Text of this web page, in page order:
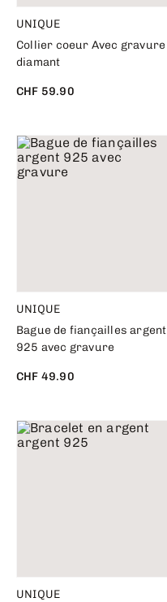
UNIQUE
Collier coeur Avec gravure
diamant
CHF 59.90
UNIQUE
Bague de fiançailles argent
925 avec gravure
CHF 49.90
UNIQUE